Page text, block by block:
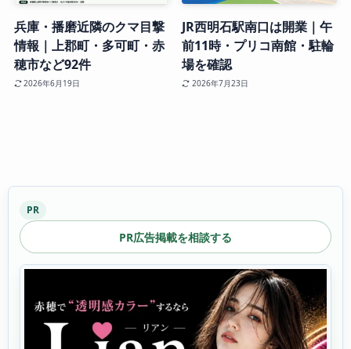
兵庫・播磨近隣のクマ目撃
情報｜上郡町・多可町・赤
穂市など92件
2026年6月19日
JR西明石駅南口は開業｜午
前11時・プリコ南館・駐輪
場を確認
2026年7月23日
PR
PR広告掲載を相談する